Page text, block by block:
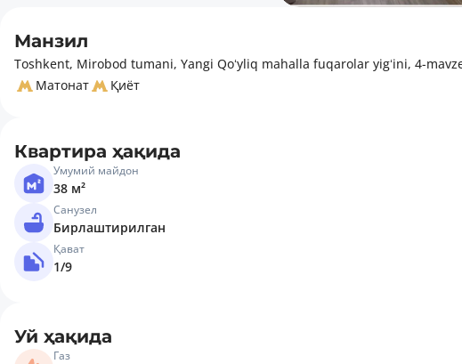
Манзил
Toshkent, Mirobod tumani, Yangi Qoʻyliq mahalla fuqarolar yigʻini, 4-
Матонат
Қиёт
Квартира ҳақида
Умумий майдон
38 м²
Санузел
Бирлаштирилган
Қават
1/9
Уй ҳақида
Газ